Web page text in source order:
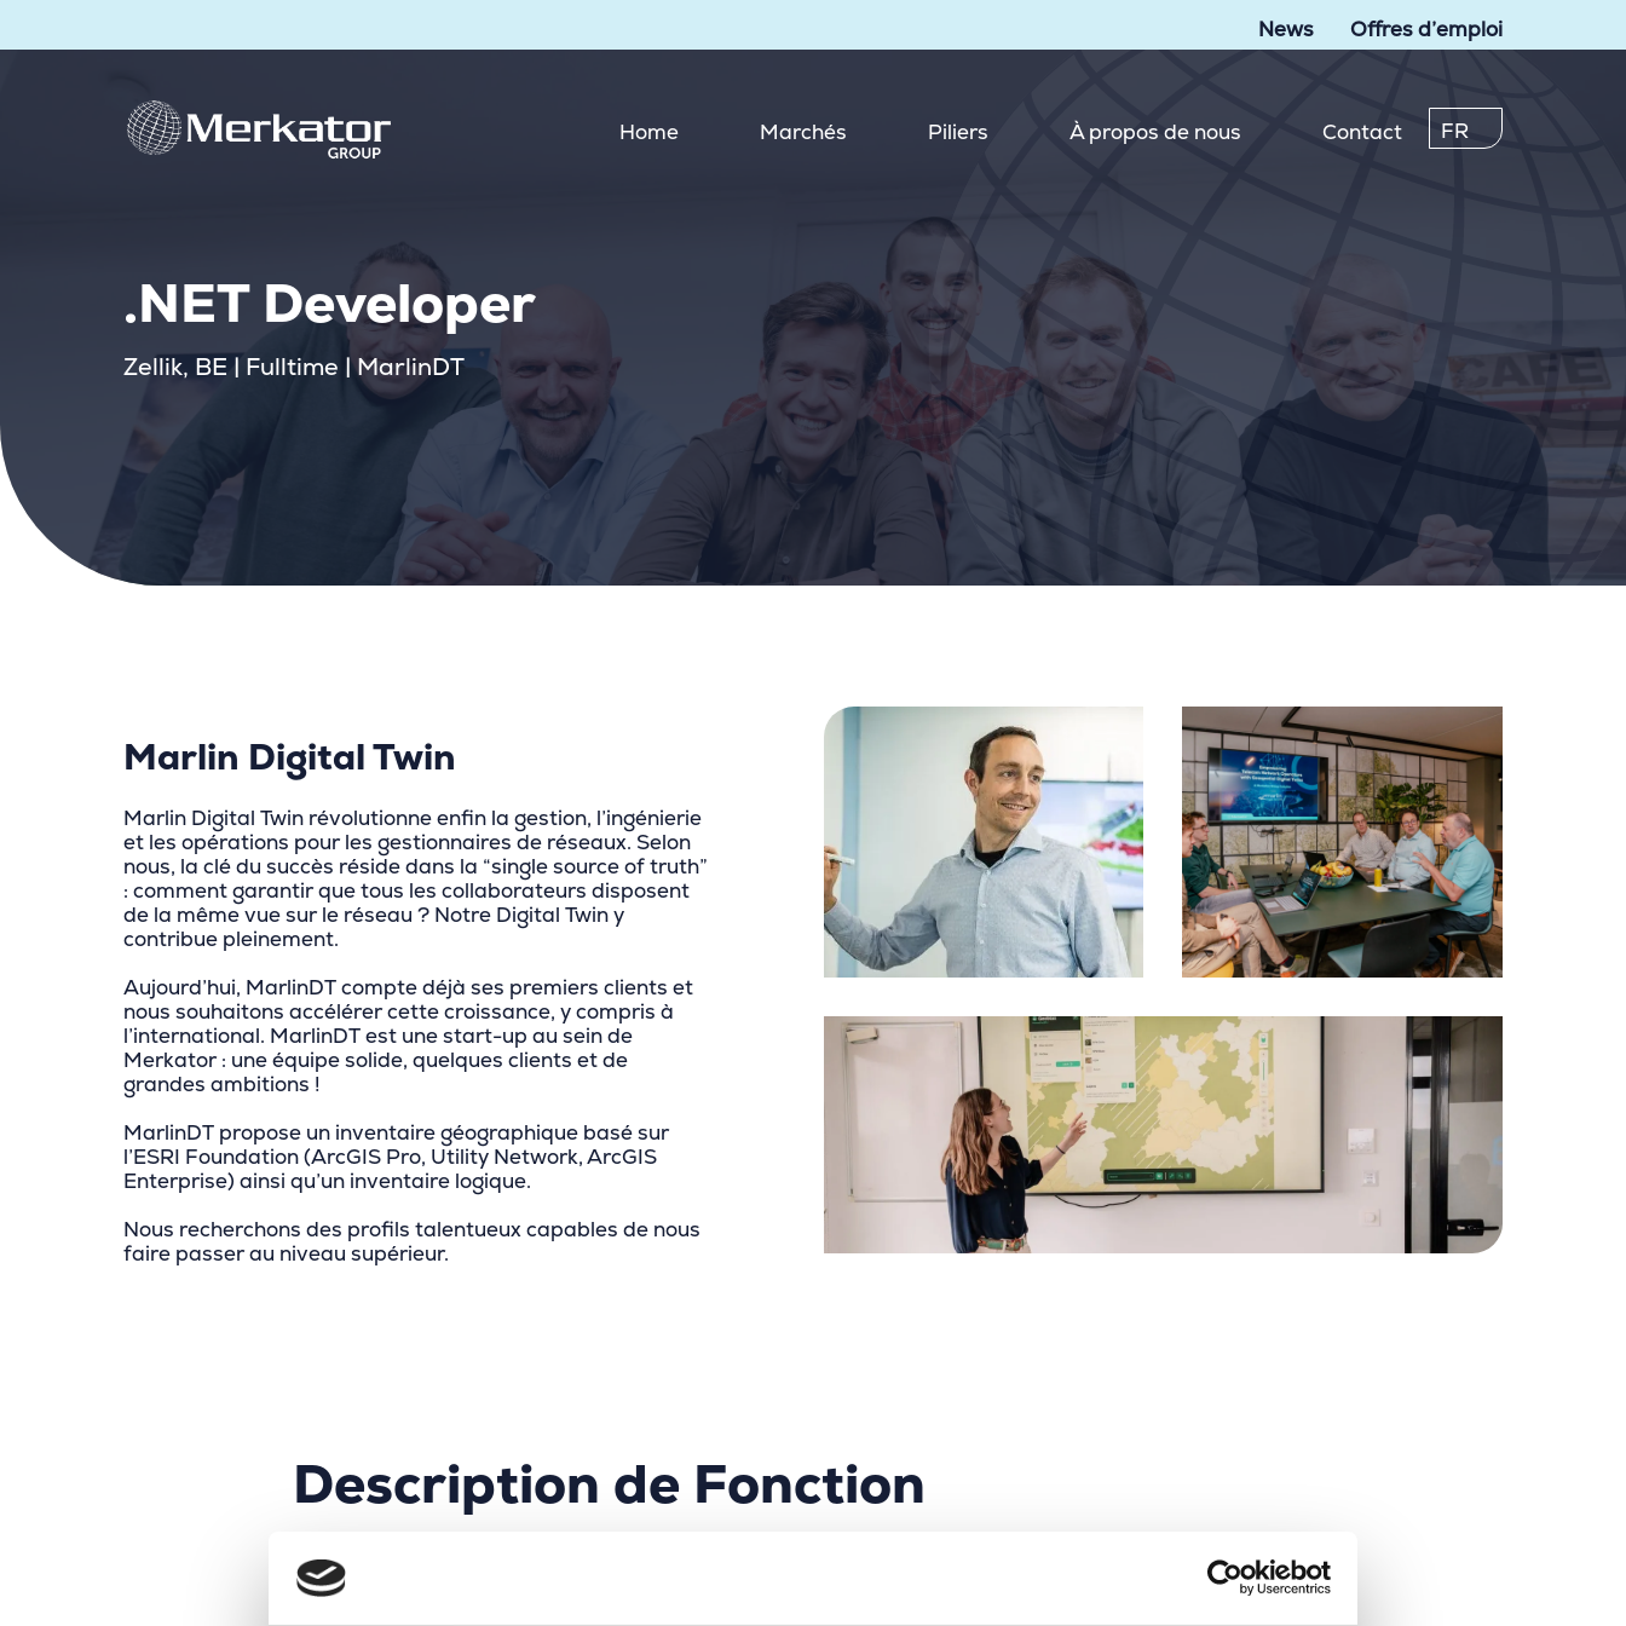
News Offres d’emploi
Home Marchés Piliers À propos de nous Contact FR
.NET Developer
Zellik, BE | Fulltime | MarlinDT
Marlin Digital Twin
Marlin Digital Twin révolutionne enfin la gestion, l’ingénierie
et les opérations pour les gestionnaires de réseaux. Selon
nous, la clé du succès réside dans la “single source of truth”
: comment garantir que tous les collaborateurs disposent
de la même vue sur le réseau ? Notre Digital Twin y
contribue pleinement.
Aujourd’hui, MarlinDT compte déjà ses premiers clients et
nous souhaitons accélérer cette croissance, y compris à
l’international. MarlinDT est une start-up au sein de
Merkator : une équipe solide, quelques clients et de
grandes ambitions !
MarlinDT propose un inventaire géographique basé sur
l’ESRI Foundation (ArcGIS Pro, Utility Network, ArcGIS
Enterprise) ainsi qu’un inventaire logique.
Nous recherchons des profils talentueux capables de nous
faire passer au niveau supérieur.
Description de Fonction
En tant que Développeur .NET, vous travaillez au cœur du produit MarlinDT. L’équipe produit de MarlinDT
est petite et focalisée : elle construit la nouvelle génération d’inventaire d’actifs GIS. Votre code aura